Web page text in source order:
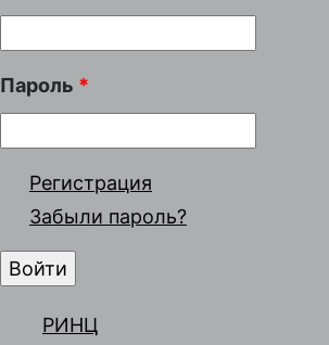
Пароль *
Регистрация
Забыли пароль?
РИНЦ